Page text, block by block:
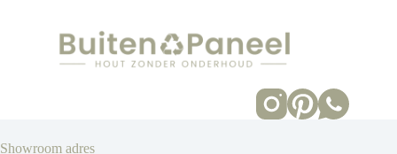
Showroom adres